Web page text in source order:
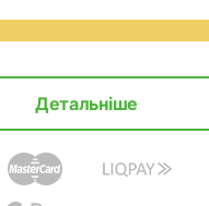
Детальніше